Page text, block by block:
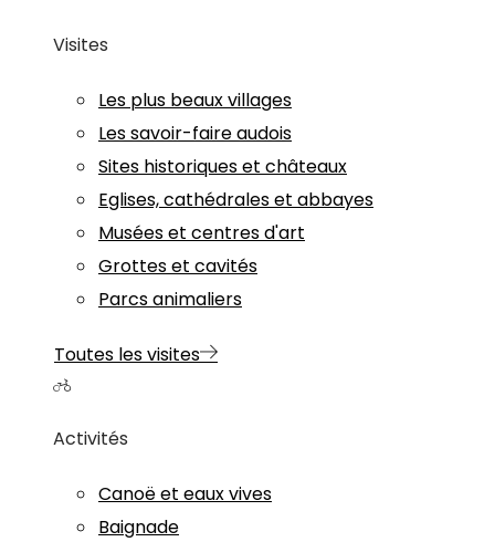
Visites
Les plus beaux villages
Les savoir-faire audois
Sites historiques et châteaux
Eglises, cathédrales et abbayes
Musées et centres d'art
Grottes et cavités
Parcs animaliers
Toutes les visites
Activités
Canoë et eaux vives
Baignade